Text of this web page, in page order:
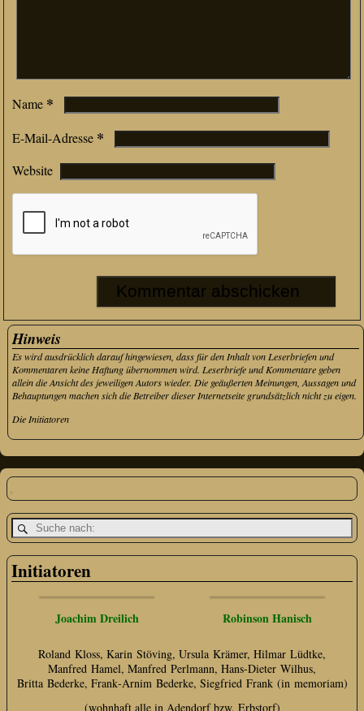
Name *
E-Mail-Adresse *
Website
Hinweis
Es wird ausdrücklich darauf hingewiesen, dass für den Inhalt von Leserbriefen und
Kommentaren keine Haftung übernommen wird. Leserbriefe und Kommentare geben
allein die Ansicht des jeweiligen Autors wieder. Die geäußerten Meinungen, Aussagen und
Behauptungen machen sich die Betreiber dieser Internetseite grundsätzlich nicht zu eigen.
Die Initiatoren
Initiatoren
Joachim Dreilich Robinson Hanisch
Roland Kloss, Karin Stöving, Ursula Krämer, Hilmar Lüdtke,
Manfred Hamel, Manfred Perlmann, Hans‑Dieter Wilhus,
Britta Bederke, Frank‑Arnim Bederke, Siegfried Frank (in memoriam)
(wohnhaft alle in Adendorf bzw. Erbstorf)